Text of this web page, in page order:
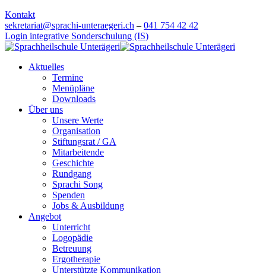
Kontakt
sekretariat@sprachi-unteraegeri.ch – 041 754 42 42
Login integrative Sonderschulung (IS)
Aktuelles
Termine
Menüpläne
Downloads
Über uns
Unsere Werte
Organisation
Stiftungsrat / GA
Mitarbeitende
Geschichte
Rundgang
Sprachi Song
Spenden
Jobs & Ausbildung
Angebot
Unterricht
Logopädie
Betreuung
Ergotherapie
Unterstützte Kommunikation